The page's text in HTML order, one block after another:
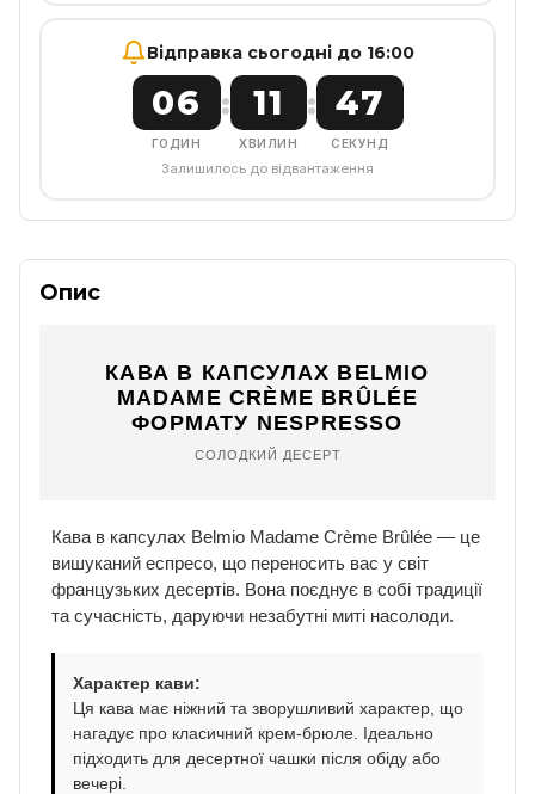
Відправка сьогодні до 16:00
06
ГОДИН
: 11
ХВИЛИН
: 47
СЕКУНД
Залишилось до відвантаження
Опис
КАВА В КАПСУЛАХ BELMIO
MADAME CRÈME BRÛLÉE
ФОРМАТУ NESPRESSO
СОЛОДКИЙ ДЕСЕРТ
Кава в капсулах Belmio Madame Crème Brûlée — це
вишуканий еспресо, що переносить вас у світ
французьких десертів. Вона поєднує в собі традиції
та сучасність, даруючи незабутні миті насолоди.
Характер кави:
Ця кава має ніжний та зворушливий характер, що
нагадує про класичний крем-брюле. Ідеально
підходить для десертної чашки після обіду або
вечері.